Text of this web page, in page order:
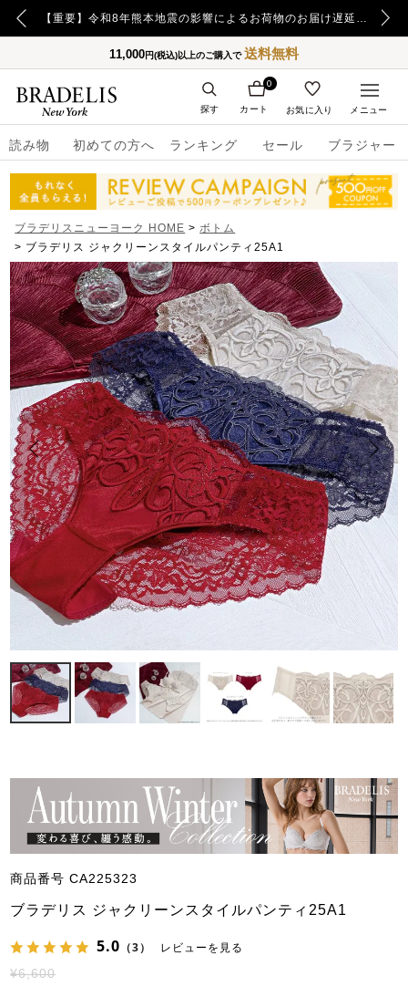
【重要】令和8年熊本地震の影響によるお荷物のお届け遅延について
11,000円(税込)以上のご購入で送料無料
読み物 初めての方へ ランキング セール ブラジャー
カート
0
お気に入り
探す メニュー
ブラデリスニューヨーク HOME
ボトム
ブラデリス ジャクリーンスタイルパンティ25A1
商品番号 CA225323
ブラデリス ジャクリーンスタイルパンティ25A1
5.0 （3） レビューを見る
¥6,600